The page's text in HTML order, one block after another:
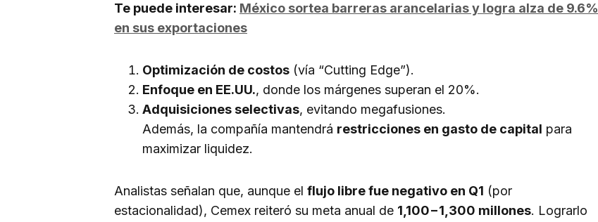
Te puede interesar: México sortea barreras arancelarias y logra alza de 9.6%
en sus exportaciones
Optimización de costos (vía “Cutting Edge”).
Enfoque en EE.UU., donde los márgenes superan el 20%.
Adquisiciones selectivas, evitando megafusiones.
Además, la compañía mantendrá restricciones en gasto de capital para
maximizar liquidez.
Analistas señalan que, aunque el flujo libre fue negativo en Q1 (por
estacionalidad), Cemex reiteró su meta anual de 1,100−1,300 millones. Lograrlo